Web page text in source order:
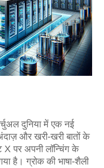
दुनिया में एक नई
और खरी-खरी बातों के
X पर अपनी लॉन्चिंग के
है। ग्रोक की भाषा-शैली